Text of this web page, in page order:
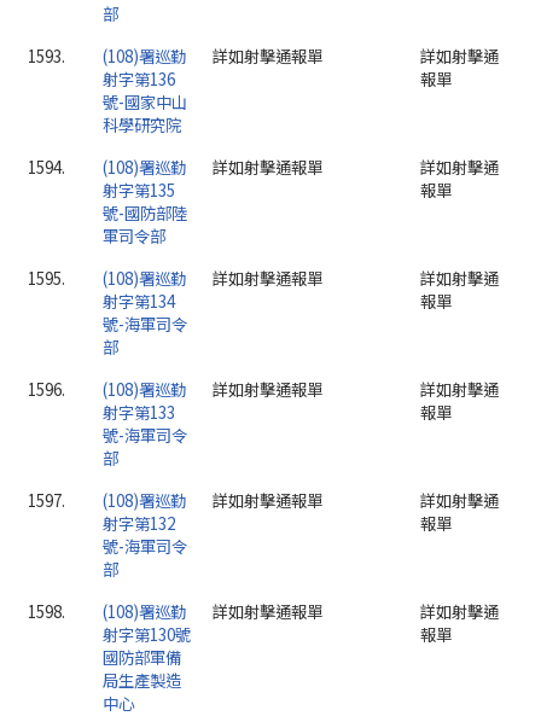
部
1593.
(108)署巡勤
射字第136
號-國家中山
科學研究院
詳如射擊通報單
詳如射擊通
報單
1594.
(108)署巡勤
射字第135
號-國防部陸
軍司令部
詳如射擊通報單
詳如射擊通
報單
1595.
(108)署巡勤
射字第134
號-海軍司令
部
詳如射擊通報單
詳如射擊通
報單
1596.
(108)署巡勤
射字第133
號-海軍司令
部
詳如射擊通報單
詳如射擊通
報單
1597.
(108)署巡勤
射字第132
號-海軍司令
部
詳如射擊通報單
詳如射擊通
報單
1598.
(108)署巡勤
射字第130號
國防部軍備
局生產製造
中心
詳如射擊通報單
詳如射擊通
報單